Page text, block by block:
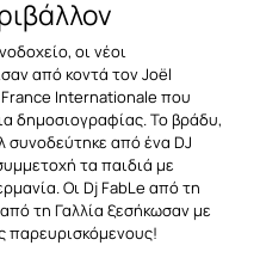
οι νέοι
από κοντά τον Joël
Internationale που
δημοσιογραφίας. Το βράδυ,
συνοδεύτηκε από ένα DJ
τα παιδιά με
Οι Dj FabLe από τη
τη Γαλλία ξεσήκωσαν με
παρευρισκόμενους!